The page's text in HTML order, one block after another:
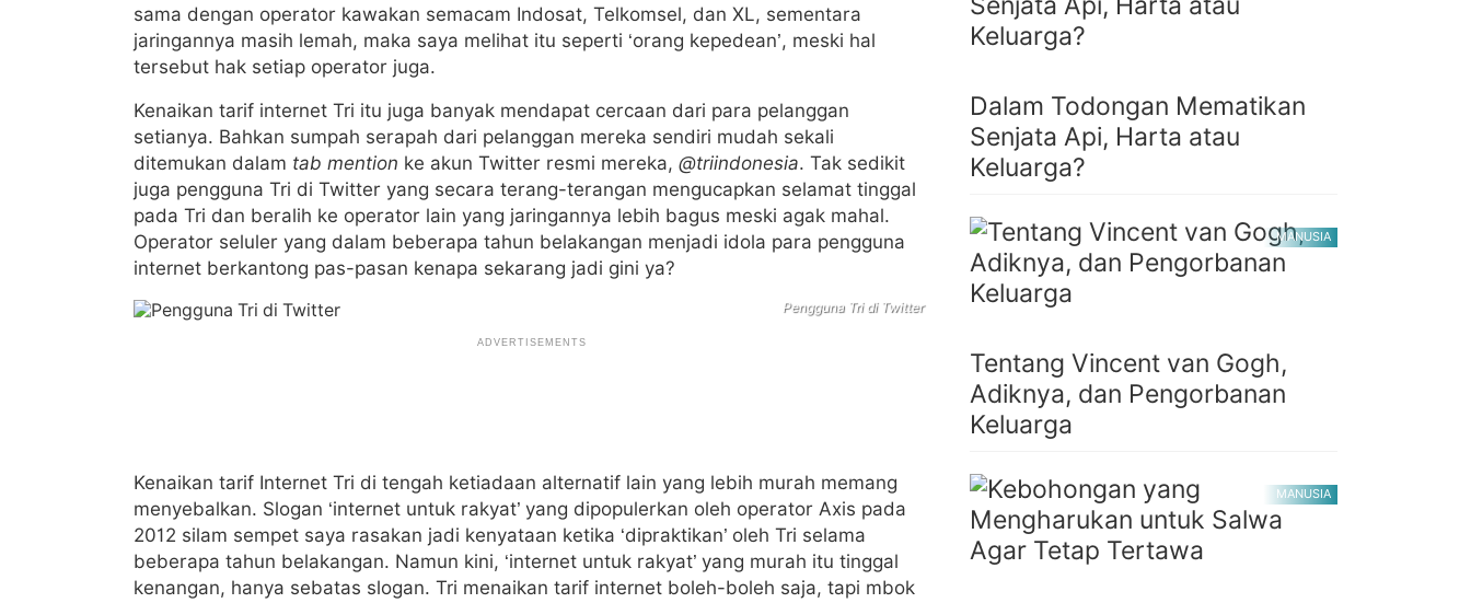
sama dengan operator kawakan semacam Indosat, Telkomsel, dan XL, sementara
jaringannya masih lemah, maka saya melihat itu seperti ‘orang kepedean’, meski hal
tersebut hak setiap operator juga.
Kenaikan tarif internet Tri itu juga banyak mendapat cercaan dari para pelanggan
setianya. Bahkan sumpah serapah dari pelanggan mereka sendiri mudah sekali
ditemukan dalam tab mention ke akun Twitter resmi mereka, @triindonesia. Tak sedikit
juga pengguna Tri di Twitter yang secara terang-terangan mengucapkan selamat tinggal
pada Tri dan beralih ke operator lain yang jaringannya lebih bagus meski agak mahal.
Operator seluler yang dalam beberapa tahun belakangan menjadi idola para pengguna
internet berkantong pas-pasan kenapa sekarang jadi gini ya?
Pengguna Tri di Twitter
Kenaikan tarif Internet Tri di tengah ketiadaan alternatif lain yang lebih murah memang
menyebalkan. Slogan ‘internet untuk rakyat’ yang dipopulerkan oleh operator Axis pada
2012 silam sempet saya rasakan jadi kenyataan ketika ‘dipraktikan’ oleh Tri selama
beberapa tahun belakangan. Namun kini, ‘internet untuk rakyat’ yang murah itu tinggal
kenangan, hanya sebatas slogan. Tri menaikan tarif internet boleh-boleh saja, tapi mbok
Dalam Todongan Mematikan
Senjata Api, Harta atau
Keluarga?
MANUSIA
Tentang Vincent van Gogh,
Adiknya, dan Pengorbanan
Keluarga
MANUSIA